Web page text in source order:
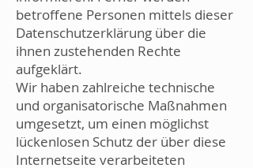
betroffene Personen mittels dieser
Datenschutzerklärung über die
ihnen zustehenden Rechte
aufgeklärt.
Wir haben zahlreiche technische
und organisatorische Maßnahmen
umgesetzt, um einen möglichst
lückenlosen Schutz der über diese
Internetseite verarbeiteten